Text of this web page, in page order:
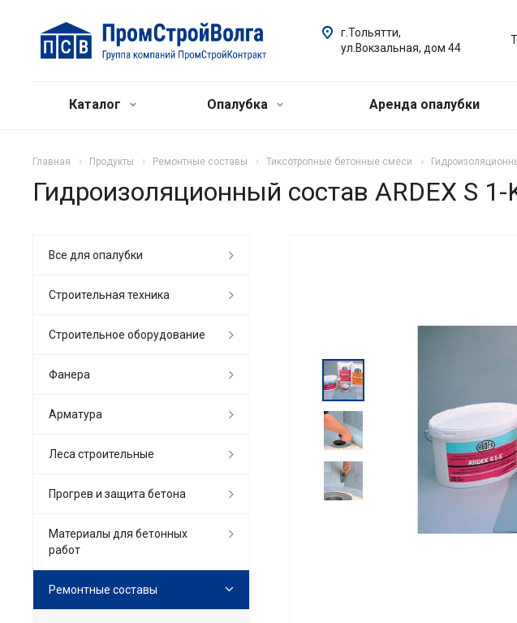
г.Тольятти,
ул.Вокзальная, дом 44
Каталог Опалубка Аренда опалубки
Главная Продукты Ремонтные составы Тиксотропные бетонные смеси
Гидроизоляционный состав ARDEX S 1-
Все для опалубки
Строительная техника
Строительное оборудование
Фанера
Арматура
Леса строительные
Прогрев и защита бетона
Материалы для бетонных
работ
Ремонтные составы